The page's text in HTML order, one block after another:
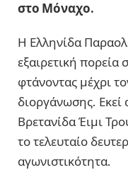
στο Μόναχο.
Η Ελληνίδα
εξαιρετική πορεία
φτάνοντας μέχρι
διοργάνωσης. Εκεί
ΒρετανίδαΈιμι
το τελευταίο
αγωνιστικότητα.